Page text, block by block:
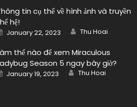
tin cụ thể về hình ảnh và truyền
hệ!
Posted
on
January 22, 2023 Author
Thu Hoai
thế nào để xem Miraculous
Season 5 ngay bây giờ?
Posted
on
January 19, 2023 Author
Thu Hoai